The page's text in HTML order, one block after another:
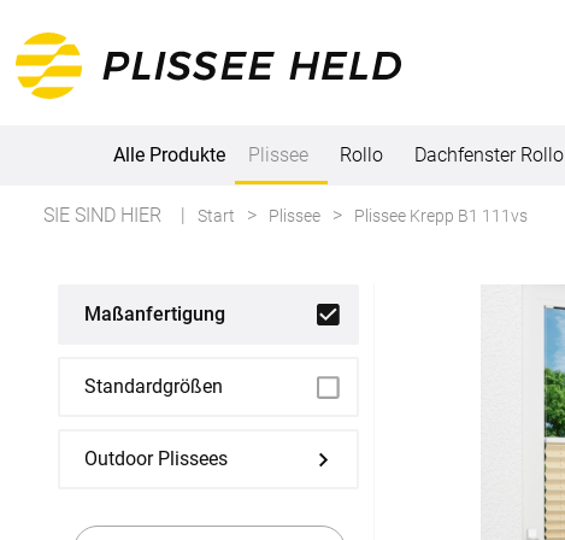
Maßanfertigung
Alle Produkte Plissee Rollo Dachfenster Rollo
SIE SIND HIER Start Plissee Plissee Krepp B1 111vs
Maßanfertigung
Standardgrößen
Outdoor Plissees